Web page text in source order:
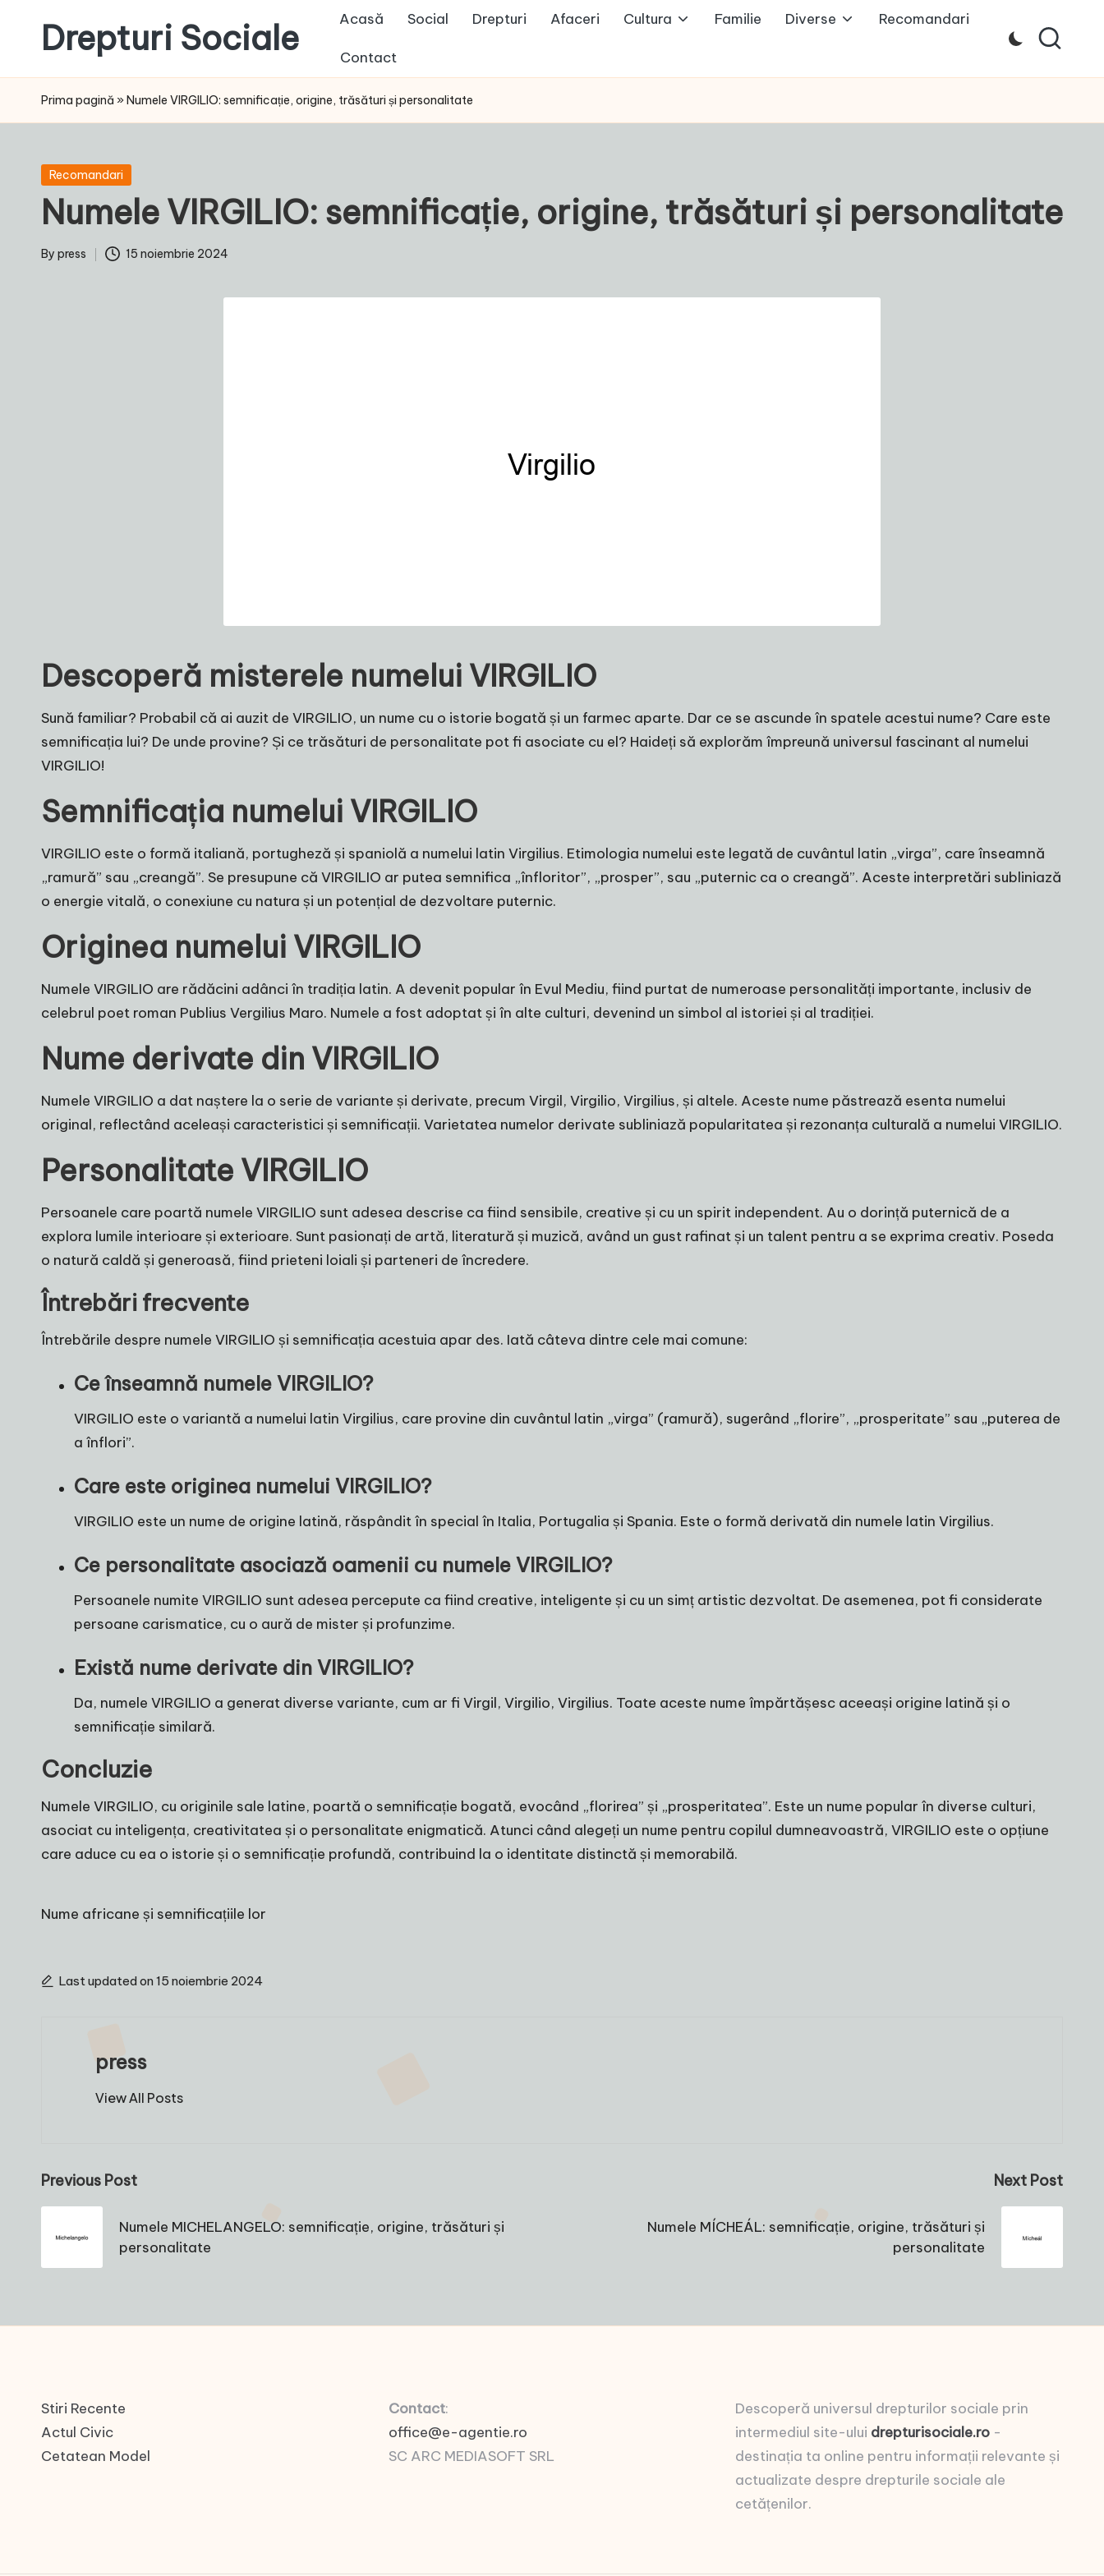
content
Drepturi Sociale
Drepturile
Sociale:
Ta,
Schimbarea
Noastră!
Acasă Social Drepturi Afaceri Cultura Familie Diverse Recomandari
Contact
Prima pagină » Numele VIRGILIO: semnificație, origine, trăsături și personalitate
Posted
Recomandari
Numele VIRGILIO: semnificație, origine, trăsături și personalitate
Posted
By press 15 noiembrie 2024
Descoperă misterele numelui VIRGILIO
Sună familiar? Probabil că ai auzit de VIRGILIO, un nume cu o istorie bogată și un farmec aparte. Dar ce se ascunde în spatele acestui nume? Care este
semnificația lui? De unde provine? Și ce trăsături de personalitate pot fi asociate cu el? Haideți să explorăm împreună universul fascinant al numelui
VIRGILIO!
Semnificația numelui VIRGILIO
VIRGILIO este o formă italiană, portugheză și spaniolă a numelui latin Virgilius. Etimologia numelui este legată de cuvântul latin „virga”, care înseamnă
„ramură” sau „creangă”. Se presupune că VIRGILIO ar putea semnifica „înfloritor”, „prosper”, sau „puternic ca o creangă”. Aceste interpretări subliniază
o energie vitală, o conexiune cu natura și un potențial de dezvoltare puternic.
Originea numelui VIRGILIO
Numele VIRGILIO are rădăcini adânci în tradiția latin. A devenit popular în Evul Mediu, fiind purtat de numeroase personalități importante, inclusiv de
celebrul poet roman Publius Vergilius Maro. Numele a fost adoptat și în alte culturi, devenind un simbol al istoriei și al tradiției.
Nume derivate din VIRGILIO
Numele VIRGILIO a dat naștere la o serie de variante și derivate, precum Virgil, Virgilio, Virgilius, și altele. Aceste nume păstrează esenta numelui
original, reflectând aceleași caracteristici și semnificații. Varietatea numelor derivate subliniază popularitatea și rezonanța culturală a numelui VIRGILIO.
Personalitate VIRGILIO
Persoanele care poartă numele VIRGILIO sunt adesea descrise ca fiind sensibile, creative și cu un spirit independent. Au o dorință puternică de a
explora lumile interioare și exterioare. Sunt pasionați de artă, literatură și muzică, având un gust rafinat și un talent pentru a se exprima creativ. Poseda
o natură caldă și generoasă, fiind prieteni loiali și parteneri de încredere.
Întrebări frecvente
Întrebările despre numele VIRGILIO și semnificația acestuia apar des. Iată câteva dintre cele mai comune:
Ce înseamnă numele VIRGILIO?
VIRGILIO este o variantă a numelui latin Virgilius, care provine din cuvântul latin „virga” (ramură), sugerând „florire”, „prosperitate” sau „puterea de
a înflori”.
Care este originea numelui VIRGILIO?
VIRGILIO este un nume de origine latină, răspândit în special în Italia, Portugalia și Spania. Este o formă derivată din numele latin Virgilius.
Ce personalitate asociază oamenii cu numele VIRGILIO?
Persoanele numite VIRGILIO sunt adesea percepute ca fiind creative, inteligente și cu un simț artistic dezvoltat. De asemenea, pot fi considerate
persoane carismatice, cu o aură de mister și profunzime.
Există nume derivate din VIRGILIO?
Da, numele VIRGILIO a generat diverse variante, cum ar fi Virgil, Virgilio, Virgilius. Toate aceste nume împărtășesc aceeași origine latină și o
semnificație similară.
Concluzie
Numele VIRGILIO, cu originile sale latine, poartă o semnificație bogată, evocând „florirea” și „prosperitatea”. Este un nume popular în diverse culturi,
asociat cu inteligența, creativitatea și o personalitate enigmatică. Atunci când alegeți un nume pentru copilul dumneavoastră, VIRGILIO este o opțiune
care aduce cu ea o istorie și o semnificație profundă, contribuind la o identitate distinctă și memorabilă.
Nume africane și semnificațiile lor
Last updated on 15 noiembrie 2024
press
View All Posts
Post
navigation
Previous Post
Numele MICHELANGELO: semnificație, origine, trăsături și
personalitate
Next Post
Numele MÍCHEÁL: semnificație, origine, trăsături și
personalitate
Stiri Recente
Actul Civic
Cetatean Model
Contact:
office@e-agentie.ro
SC ARC MEDIASOFT SRL
Descoperă universul drepturilor sociale prin
intermediul site-ului drepturisociale.ro -
destinația ta online pentru informații relevante și
actualizate despre drepturile sociale ale
cetățenilor.